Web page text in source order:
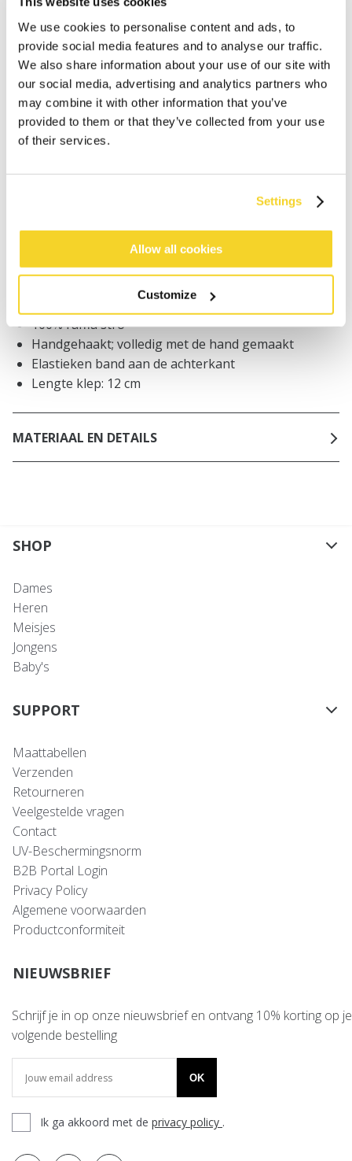
We use cookies to personalise content and ads, to
provide social media features and to analyse our traffic.
We also share information about your use of our site with
our social media, advertising and analytics partners who
may combine it with other information that you’ve
provided to them or that they’ve collected from your use
of their services.
Settings
Allow all cookies
Customize
IN WINKELWAGEN
Bestellingen die op werkdagen vóór 12:00 uur
worden geplaatst, worden dezelfde dag verzonden
BESCHRIJVING
Zonneklep van raffia stro
100% raffia stro
Handgehaakt; volledig met de hand gemaakt
Elastieken band aan de achterkant
Lengte klep: 12 cm
MATERIAAL EN DETAILS
SHOP
Dames
Heren
Meisjes
Jongens
Baby's
SUPPORT
Maattabellen
Verzenden
Retourneren
Veelgestelde vragen
Contact
UV-Beschermingsnorm
B2B Portal Login
Privacy Policy
Algemene voorwaarden
Productconformiteit
NIEUWSBRIEF
Schrijf je in op onze nieuwsbrief en ontvang 10% korting op je
volgende bestelling
OK
Ik ga akkoord met de privacy policy .